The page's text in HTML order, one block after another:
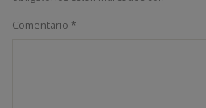
Comentario *